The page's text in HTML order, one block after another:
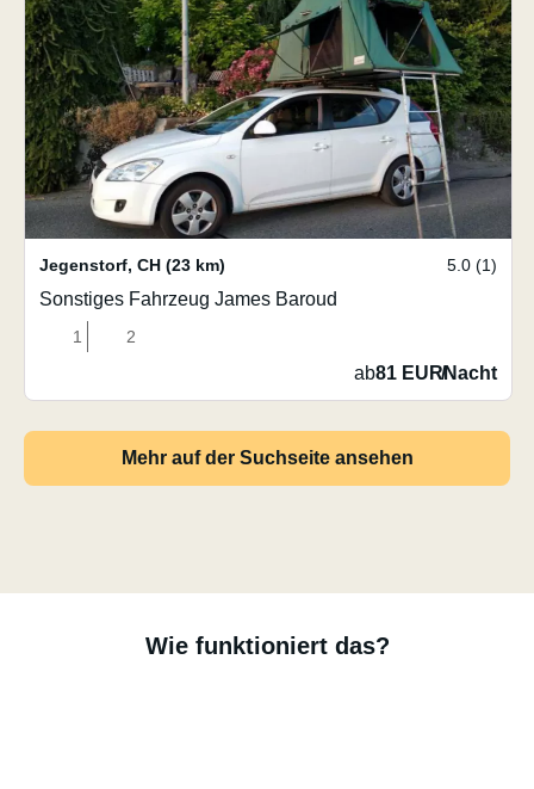
Jegenstorf, CH (23 km) 5.0 (1)
Sonstiges Fahrzeug James Baroud
1 2
ab81 EUR/Nacht
Mehr auf der Suchseite ansehen
Wie funktioniert das?